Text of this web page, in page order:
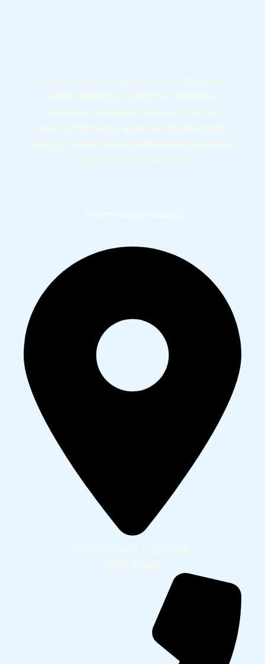
Meteoeconomics es tu plataforma integral para el
análisis financiero y económico. Ofrecemos
herramientas avanzadas como mapas de calor,
radares de mercado y análisis personalizados para
ayudarte a tomar decisiones informadas y maximizar
el rendimiento de tus inversiones.
Doctor Ferran 3-5, Barcelona
08034, España.